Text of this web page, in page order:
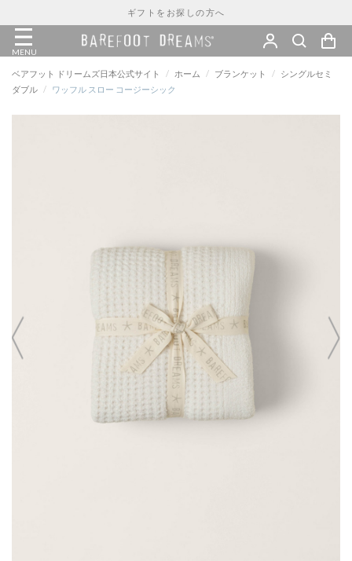
ギフトをお探しの方へ
MENU
ベアフット ドリームズ日本公式サイト / ホーム / ブランケット /
シングルセミ
ダブル / ワッフル スロー コージーシック